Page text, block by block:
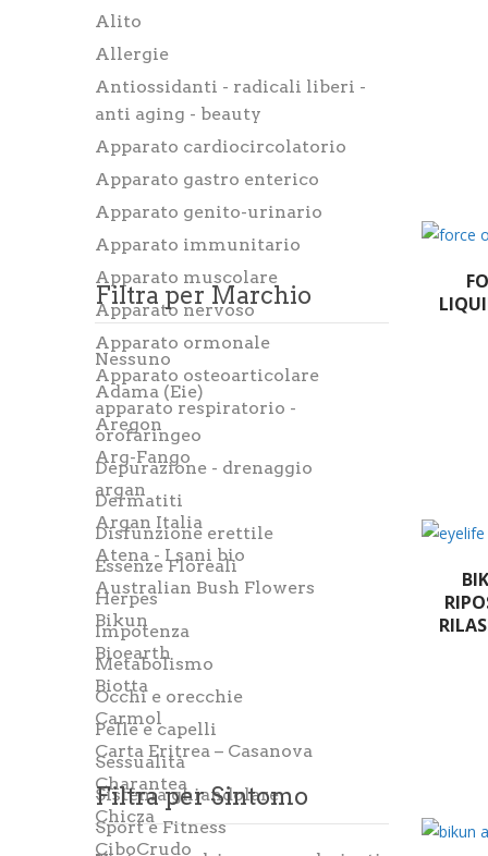
Alito
Allergie
Antiossidanti - radicali liberi -
anti aging - beauty
Apparato cardiocircolatorio
Apparato gastro enterico
Apparato genito-urinario
Apparato immunitario
Apparato muscolare
Apparato nervoso
Apparato ormonale
Apparato osteoarticolare
apparato respiratorio -
orofaringeo
Depurazione - drenaggio
Dermatiti
Disfunzione erettile
Essenze Floreali
Herpes
Impotenza
Metabolismo
Occhi e orecchie
Pelle e capelli
Sessualità
Sistema ghiandolare
Sport e Fitness
Filtra per Marchio
Nessuno
Adama (Eie)
Aregon
Arg-Fango
argan
Argan Italia
Atena - I sani bio
Australian Bush Flowers
Bikun
Bioearth
Biotta
Carmol
Carta Eritrea – Casanova
Charantea
Chicza
CiboCrudo
Filtra per Sintomo